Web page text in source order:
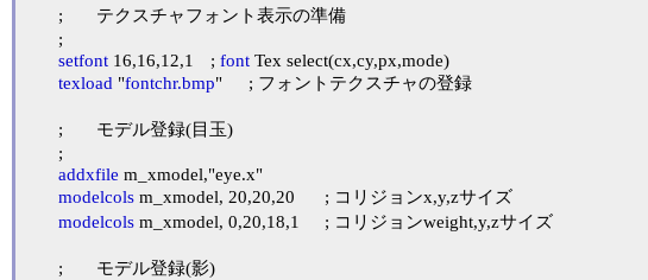
setfont
16,16,12,1	; font Tex select(cx,cy,px,mode)
texload "fontchr.bmp"	; フォントテクスチャの登録
addxfile m_xmodel,"eye.x"
modelcols m_xmodel, 20,20,20	; コリジョンx,y,zサイズ
modelcols m_xmodel, 0,20,18,1	; コリジョンweight,y,zサイズ